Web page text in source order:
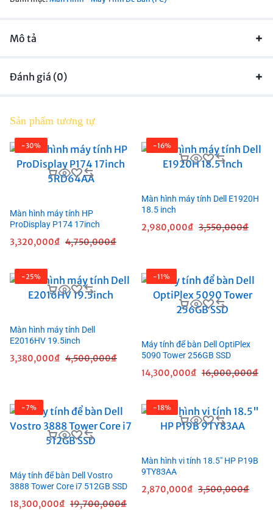
Mô tả
Đánh giá (0)
Sản phẩm tương tự
-30%
Màn hình máy tính HP
ProDisplay P174 17inch
3,320,000₫ 4,750,000₫
-16%
Màn hình máy tính Dell E1920H
18.5 inch
2,980,000₫ 3,550,000₫
-25%
Màn hình máy tính Dell
E2016HV 19.5inch
3,380,000₫ 4,500,000₫
-11%
Máy tính để bàn Dell OptiPlex
5090 Tower 256GB SSD
14,300,000₫ 16,000,000₫
-7%
Máy tính để bàn Dell Vostro
3888 Tower Core i7 512GB SSD
18,300,000₫ 19,700,000₫
-18%
Màn hình vi tính 18.5″ HP P19B
9TY83AA
2,870,000₫ 3,500,000₫